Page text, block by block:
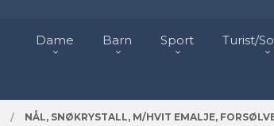
Dame Barn Sport Turist/
NÅL, SNØKRYSTALL, M/HVIT EMALJE,